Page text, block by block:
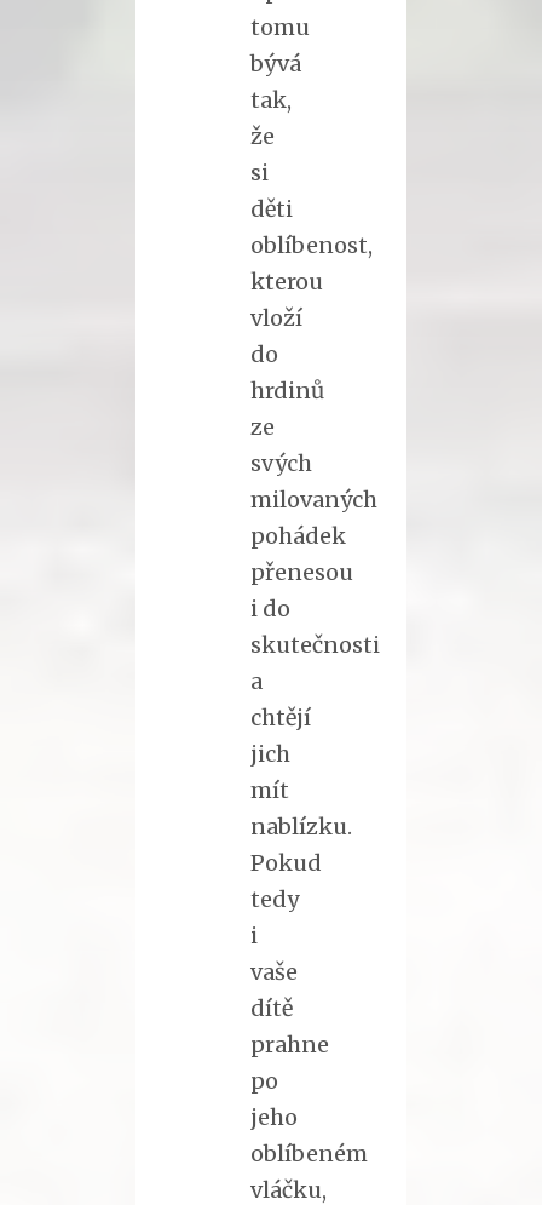
tomu
bývá
tak,
že
si
děti
oblíbenost,
kterou
vloží
do
hrdinů
ze
svých
milovaných
pohádek
přenesou
i do
skutečnosti
a
chtějí
jich
mít
nablízku.
Pokud
tedy
i
vaše
dítě
prahne
po
jeho
oblíbeném
vláčku,